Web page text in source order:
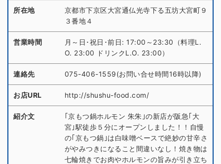
所在地
京都市下京区大宮通仏光寺下る五坊大宮町９
３番地４
営業時間
月～日･祝日･前日: 17:00～23:30（料理L.
O. 23:00 ドリンクL.O. 23:00）
連絡先 075-406-1559(お問い合せ時間16時以降)
お店URL http://shushu-food.com/
紹介文
｢京もつ鍋ホルモン 朱朱｣の新店が阪急｢大
宮｣駅徒歩５分にオープンしました！！自慢
の｢京もつ鍋｣は白味噌ベースで絶妙の甘辛さ
がやみつきになること間違いなし！焼き物は
七輪焼きでお肉やホルモンの旨みが引き立ち